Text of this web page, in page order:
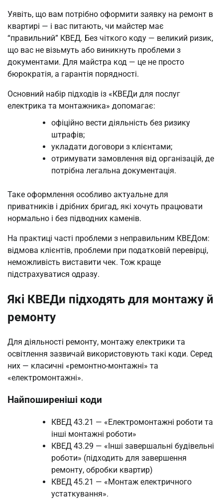
Уявіть, що вам потрібно оформити заявку на ремонт в
квартирі — і вас питають, чи майстер має
“правильний” КВЕД. Без чіткого коду — великий ризик,
що вас не візьмуть або виникнуть проблеми з
документами. Для майстра код — це не просто
бюрократія, а гарантія порядності.
Основний набір підходів із «КВЕДи для послуг
електрика та монтажника» допомагає:
офіційно вести діяльність без ризику
штрафів;
укладати договори з клієнтами;
отримувати замовлення від організацій, де
потрібна легальна документація.
Таке оформлення особливо актуальне для
приватників і дрібних бригад, які хочуть працювати
нормально і без підводних каменів.
На практиці часті проблеми з неправильним КВЕДом:
відмова клієнтів, проблеми при податковій перевірці,
неможливість виставити чек. Тож краще
підстрахуватися одразу.
Які КВЕДи підходять для монтажу й
ремонту
Для діяльності ремонту, монтажу електрики та
освітлення зазвичай використовують такі коди. Серед
них — класичні «ремонтно-монтажні» та
«електромонтажні».
Найпоширеніші коди
КВЕД 43.21 — «Електромонтажні роботи та
інші монтажні роботи»
КВЕД 43.29 — «Інші завершальні будівельні
роботи» (підходить для завершення
ремонту, обробки квартир)
КВЕД 45.21 — «Монтаж електричного
устаткування».